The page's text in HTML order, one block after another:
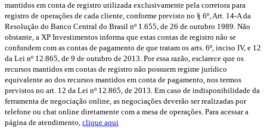
mantidos em conta de registro utilizada exclusivamente pela corretora para
registro de operações de cada cliente, conforme previsto no § 6º, Art. 14-A da
Resolução do Banco Central do Brasil nº 1.655, de 26 de outubro 1989. Não
obstante, a XP Investimentos informa que estas contas de registro não se
confundem com as contas de pagamento de que tratam os arts. 6º, inciso IV, e 12
da Lei nº 12.865, de 9 de outubro de 2013. Por essa razão, esclarece que os
recursos mantidos em contas de registro não possuem regime jurídico
equivalente ao dos recursos mantidos em conta de pagamento, nos termos
previstos no art. 12 da Lei nº 12.865, de 2013. Em caso de indisponibilidade da
ferramenta de negociação online, as negociações deverão ser realizadas por
telefone ou chat online diretamente com a mesa de operações. Para acessar a
página de atendimento, clique aqui